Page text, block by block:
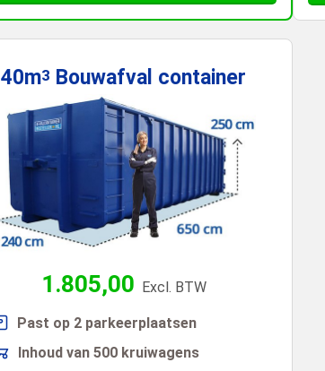
40m3 Bouwafval container
1.805,00 Excl. BTW
Past op 2 parkeerplaatsen
Inhoud van 500 kruiwagens